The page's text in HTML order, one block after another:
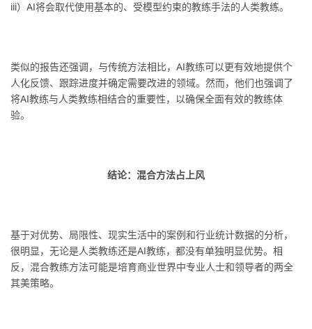
iii）AI将会取代使用基本的、受模型约束的教练手法的人类教练。
类似的报告还强调，与传统方法相比，AI教练可以更有效地提供个
人化反馈、跟踪进度并确定需要改进的领域。然而，他们也强调了
将AI教练与人类教练相结合的重要性，以确保全面有效的教练体
验。
结论：混合方法占上风
基于对优势、局限性、现实生活中的案例和行业统计数据的分析，
很明显，无论是人类教练还是AI教练，都没有单独明显优势。相
反，混合教练方法可能是培育商业世界中专业人士和领导者的两全
其美策略。